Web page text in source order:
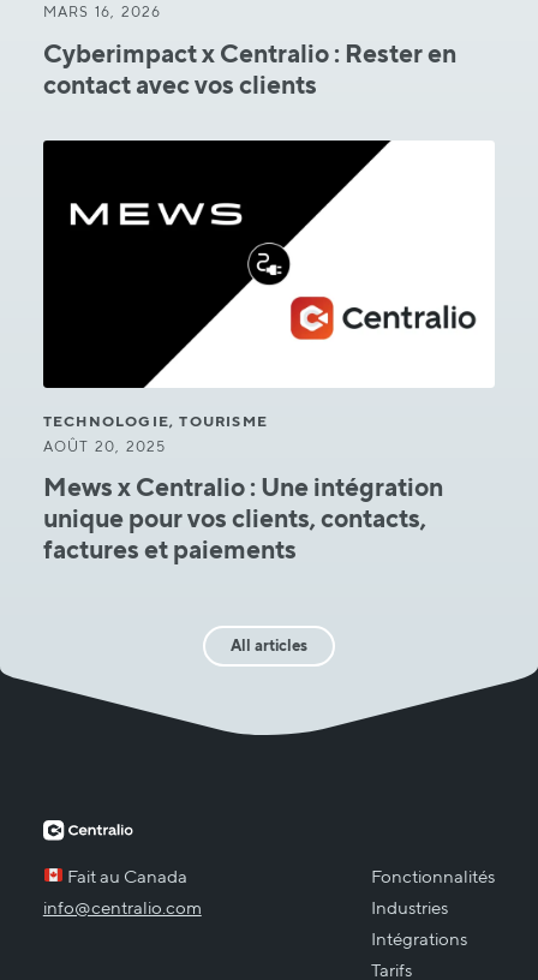
MARS 16, 2026
Cyberimpact x Centralio : Rester en
contact avec vos clients
TECHNOLOGIE, TOURISME
AOÛT 20, 2025
Mews x Centralio : Une intégration
unique pour vos clients, contacts,
factures et paiements
All articles
Fait au Canada
info@centralio.com
Fonctionnalités
Industries
Intégrations
Tarifs